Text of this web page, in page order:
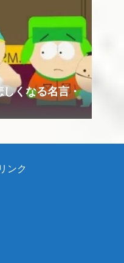
しくなる名言・
ンク